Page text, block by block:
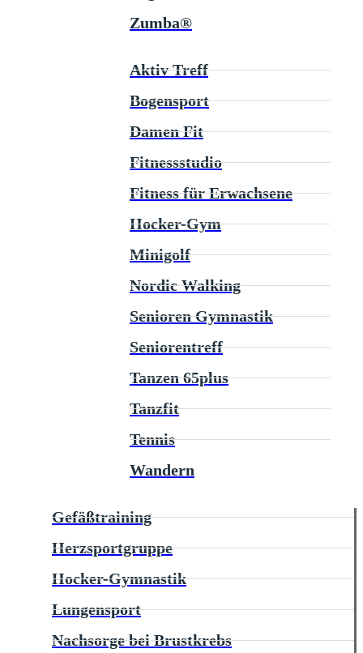
Zumba®
Aktiv Treff
Bogensport
Damen Fit
Fitnessstudio
Fitness für Erwachsene
Hocker-Gym
Minigolf
Nordic Walking
Senioren Gymnastik
Seniorentreff
Tanzen 65plus
Tanzfit
Tennis
Wandern
Gefäßtraining
Herzsportgruppe
Hocker-Gymnastik
Lungensport
Nachsorge bei Brustkrebs